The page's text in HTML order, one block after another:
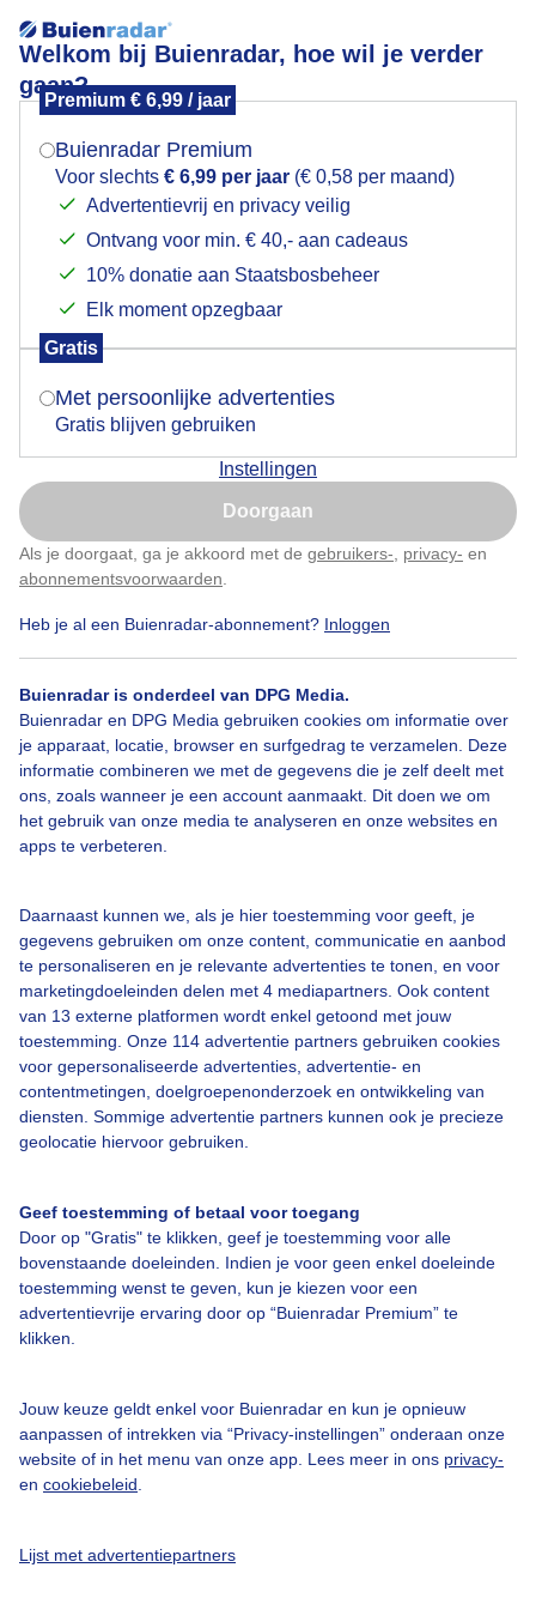
Welkom bij Buienradar, hoe wil je verder
gaan?
Premium € 6,99 / jaar
Buienradar Premium
Voor slechts € 6,99 per jaar (€ 0,58 per maand)
Advertentievrij en privacy veilig
Ontvang voor min. € 40,- aan cadeaus
10% donatie aan Staatsbosbeheer
Elk moment opzegbaar
Gratis
Met persoonlijke advertenties
Gratis blijven gebruiken
Instellingen
Doorgaan
Als je doorgaat, ga je akkoord met de gebruikers- privacy- en
abonnementsvoorwaarden
Heb je al een Buienradar-abonnement? Inloggen
Buienradar is onderdeel van DPG Media.
Buienradar en DPG Media gebruiken cookies om informatie over
je apparaat, locatie, browser en surfgedrag te verzamelen. Deze
informatie combineren we met de gegevens die je zelf deelt met
ons, zoals wanneer je een account aanmaakt. Dit doen we om
het gebruik van onze media te analyseren en onze websites en
apps te verbeteren.
Daarnaast kunnen we, als je hier toestemming voor geeft, je
gegevens gebruiken om onze content, communicatie en aanbod
te personaliseren en je relevante advertenties te tonen, en voor
marketingdoeleinden delen met 4 mediapartners. Ook content
van 13 externe platformen wordt enkel getoond met jouw
toestemming. Onze 114 advertentie partners gebruiken cookies
voor gepersonaliseerde advertenties, advertentie- en
contentmetingen, doelgroepenonderzoek en ontwikkeling van
diensten. Sommige advertentie partners kunnen ook je precieze
geolocatie hiervoor gebruiken.
Geef toestemming of betaal voor toegang
Door op "Gratis" te klikken, geef je toestemming voor alle
bovenstaande doeleinden. Indien je voor geen enkel doeleinde
toestemming wenst te geven, kun je kiezen voor een
advertentievrije ervaring door op “Buienradar Premium” te
klikken.
Jouw keuze geldt enkel voor Buienradar en kun je opnieuw
aanpassen of intrekken via “Privacy-instellingen” onderaan onze
website of in het menu van onze app. Lees meer in ons privacy-
en cookiebeleid
Lijst met advertentiepartners
Wolkenlucht
Wolkenlucht
Een moment geduld aub...
Over Buienradar
Bedrijfsgegevens
Veelgestelde vragen
Toegankelijkheid
Gebruikersvoorwaarden
Adverteren
Buienradar Team
Cookie beleid
Privacy instellingen
Gratis weerdata
@BuienradarNL
Mogen we je locatie gebruiken voor het
Indien je hier nog geen akkoord op hebt gegeven,
verschijnt er zo een pop-up uit je browser waarin
Is goed, toon de popup
Nu niet, misschien later
Klik hierom dit aan te passen